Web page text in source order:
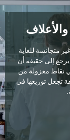
متجانسة للغاية
يرجع إلى حقيقة أن
نقاط معزولة من
تجعل توزيعها في